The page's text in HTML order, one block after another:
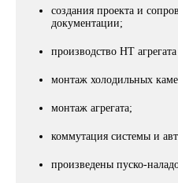
создания проекта и
документации;
производство НТ
монтаж холодильных
монтаж агрегата;
коммутация системы и
произведены пуско-